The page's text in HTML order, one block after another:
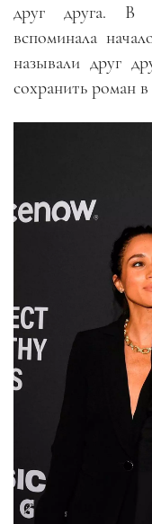
друг друга. В
вспоминала
называли друг
сохранить роман в